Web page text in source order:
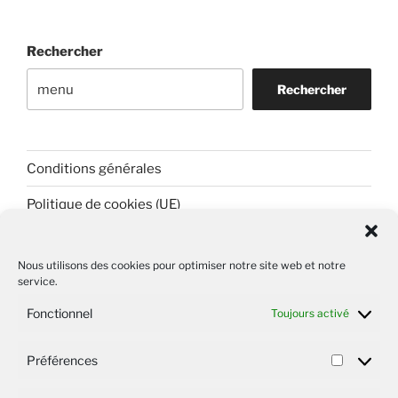
Nous utilisons des cookies pour optimiser notre site web et notre
service.
Fonctionnel Toujours activé
Préférences
Rechercher
Rechercher
Conditions générales
Politique de cookies (UE)
Politique de confidentialité